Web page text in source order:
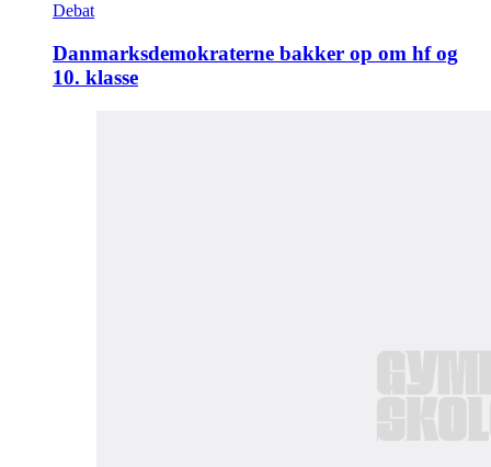
Debat
Danmarksdemokraterne bakker op om hf og
10. klasse